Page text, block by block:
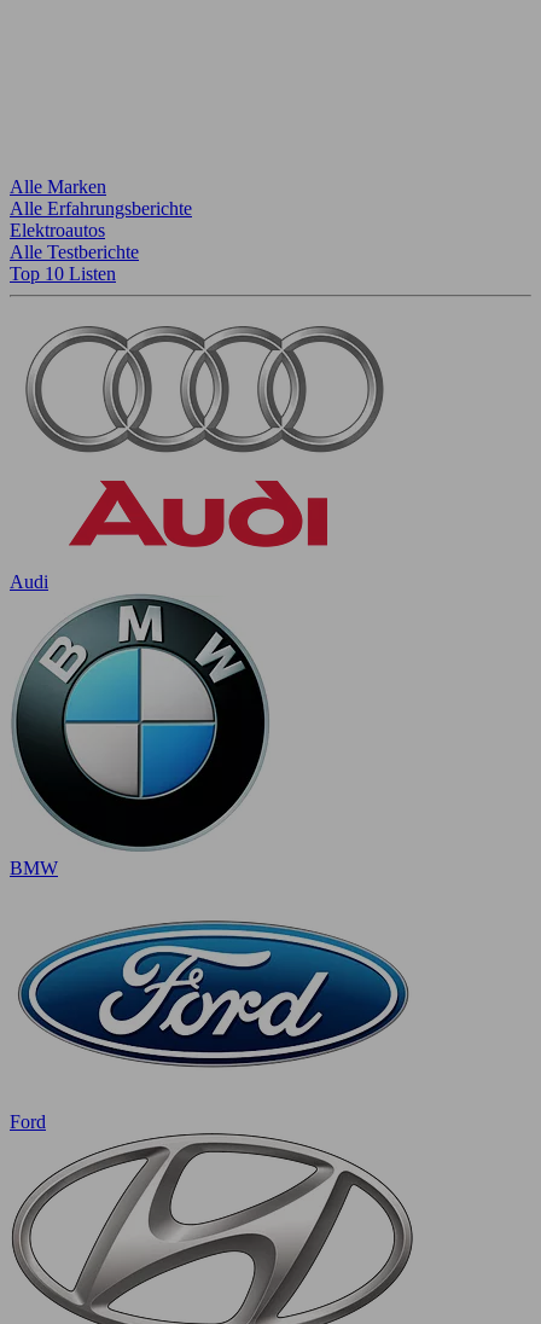
Alle Marken
Alle Erfahrungsberichte
Elektroautos
Alle Testberichte
Top 10 Listen
Audi
BMW
Ford